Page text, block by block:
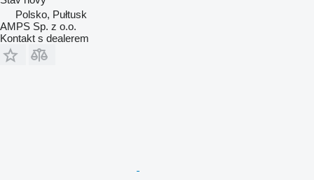
Polsko, Pułtusk
AMPS Sp. z o.o.
Kontakt s dealerem